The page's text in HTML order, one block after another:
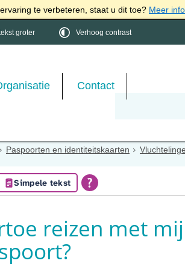
te verbeteren, staat u dit toe? Meer
groter Verhoog contrast
Contact
Paspoorten en identiteitskaarten
Simpele tekst
reizen met